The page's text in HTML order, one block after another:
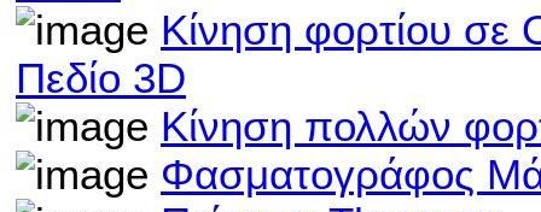
Κίνηση φορτίου σε
Πεδίο 3D
Κίνηση πολλών
Φασματογράφος